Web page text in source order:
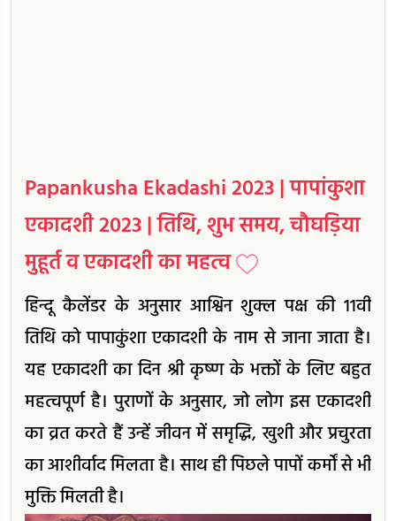
Papankusha Ekadashi 2023 | पापांकुशा
एकादशी 2023 | तिथि, शुभ समय, चौघड़िया
मुहूर्त व एकादशी का महत्व
हिन्दू कैलेंडर के अनुसार आश्विन शुक्ल पक्ष की 11वीं
तिथि को पापाकुंशा एकादशी के नाम से जाना जाता है।
यह एकादशी का दिन श्री कृष्ण के भक्तों के लिए बहुत
महत्वपूर्ण है। पुराणों के अनुसार, जो लोग इस एकादशी
का व्रत करते हैं उन्हें जीवन में समृद्धि, खुशी और प्रचुरता
का आशीर्वाद मिलता है। साथ ही पिछले पापों कर्मों से भी
मुक्ति मिलती है।